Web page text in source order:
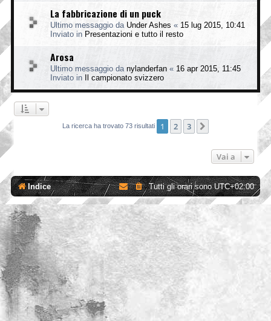
La fabbricazione di un puck
Ultimo messaggio da Under Ashes « 15 lug 2015, 10:41
Inviato in Presentazioni e tutto il resto
Arosa
Ultimo messaggio da nylanderfan « 16 apr 2015, 11:45
Inviato in
Il campionato svizzero
La ricerca ha trovato 73 risultati 1 2 3
Vai a
Indice Tutti gli orari sonoUTC+02:00